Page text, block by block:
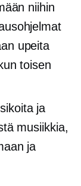
niihin
upeita
toisen
ja
musiikkia,
ja